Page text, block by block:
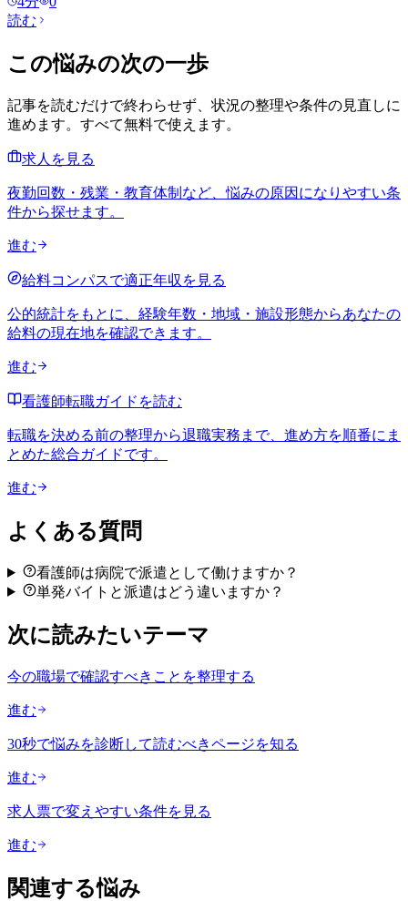
読む
この悩みの次の一歩
記事を読むだけで終わらせず、状況の整理や条件の見直しに
進めます。すべて無料で使えます。
求人を見る
夜勤回数・残業・教育体制など、悩みの原因になりやすい条
件から探せます。
進む
給料コンパスで適正年収を見る
公的統計をもとに、経験年数・地域・施設形態からあなたの
給料の現在地を確認できます。
進む
看護師転職ガイドを読む
転職を決める前の整理から退職実務まで、進め方を順番にま
とめた総合ガイドです。
進む
よくある質問
看護師は病院で派遣として働けますか？
単発バイトと派遣はどう違いますか？
次に読みたいテーマ
今の職場で確認すべきことを整理する
進む
30秒で悩みを診断して読むべきページを知る
進む
求人票で変えやすい条件を見る
進む
関連する悩み